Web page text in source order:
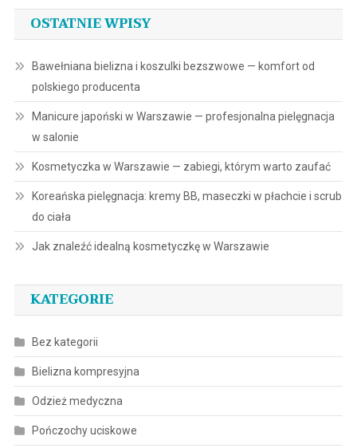
OSTATNIE WPISY
Bawełniana bielizna i koszulki bezszwowe — komfort od
polskiego producenta
Manicure japoński w Warszawie — profesjonalna pielęgnacja
w salonie
Kosmetyczka w Warszawie — zabiegi, którym warto zaufać
Koreańska pielęgnacja: kremy BB, maseczki w płachcie i scrub
do ciała
Jak znaleźć idealną kosmetyczkę w Warszawie
KATEGORIE
Bez kategorii
Bielizna kompresyjna
Odzież medyczna
Pończochy uciskowe